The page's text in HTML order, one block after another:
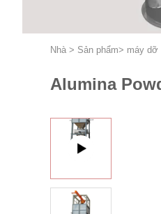
Nhà > Sản phẩm> máy
Alumina